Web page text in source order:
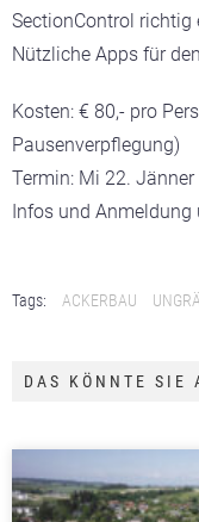
SectionControl richtig
Nützliche Apps für
Kosten: € 80,- pro
Pausenverpflegung)
Termin: Mi 22.
Infos und Anmeldung
Tags: ACKERBAU
DAS KÖNNTE SIE